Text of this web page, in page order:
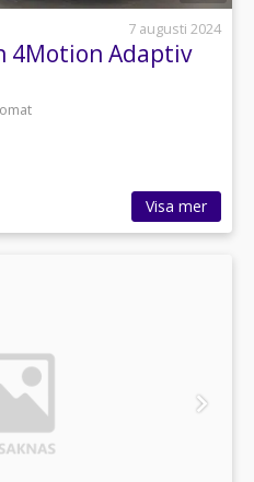
7 augusti 2024
4Motion Adaptiv
Visa mer